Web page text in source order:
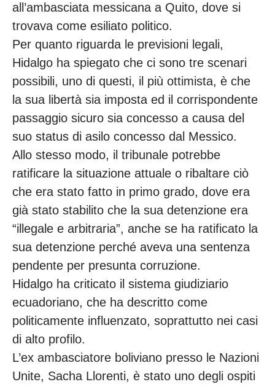
all’ambasciata messicana a Quito, dove si
trovava come esiliato politico.
Per quanto riguarda le previsioni legali,
Hidalgo ha spiegato che ci sono tre scenari
possibili, uno di questi, il più ottimista, è che
la sua libertà sia imposta ed il corrispondente
passaggio sicuro sia concesso a causa del
suo status di asilo concesso dal Messico.
Allo stesso modo, il tribunale potrebbe
ratificare la situazione attuale o ribaltare ciò
che era stato fatto in primo grado, dove era
già stato stabilito che la sua detenzione era
“illegale e arbitraria”, anche se ha ratificato la
sua detenzione perché aveva una sentenza
pendente per presunta corruzione.
Hidalgo ha criticato il sistema giudiziario
ecuadoriano, che ha descritto come
politicamente influenzato, soprattutto nei casi
di alto profilo.
L’ex ambasciatore boliviano presso le Nazioni
Unite, Sacha Llorenti, è stato uno degli ospiti